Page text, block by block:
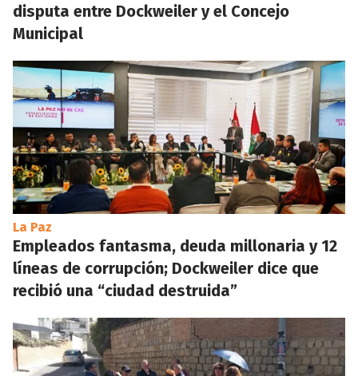
disputa entre Dockweiler y el Concejo
Municipal
La Paz
Empleados fantasma, deuda millonaria y 12
líneas de corrupción; Dockweiler dice que
recibió una “ciudad destruida”